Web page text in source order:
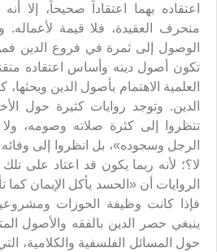
اعتقاده بهما اعتقاداً صحيحاً، إلا
منحرف العقيدة، فلا قيمة لأعماله.
الوصول إلى ثمرة في فروع الدين
تكون أصول دينه وأساس اعتقاده
العلمية الاهتمام بأصول الدين
الدين. وتوجد روايات كثيرة حول
تنظروا إلى كثرة صلاته وصومه،
الرجل وسجوده»، بل انظروا إلى
لا؟؛ لأنه ربما يكون قد اعتاد على
الروايات أن «الحسد يأكل الإيمان
فإذا كانت وظيفة الحوزات
ينبغي حصر الدين بالفقه والأصول
حول المسائل الفلسفية والكلامية،